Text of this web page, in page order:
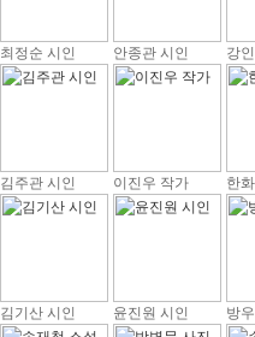
최정순 시인 안종관 시인 강
김주관 시인 이진우 작가 한
김기산 시인 윤진원 시인 방